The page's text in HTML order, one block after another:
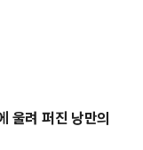
울려 퍼진 낭만의